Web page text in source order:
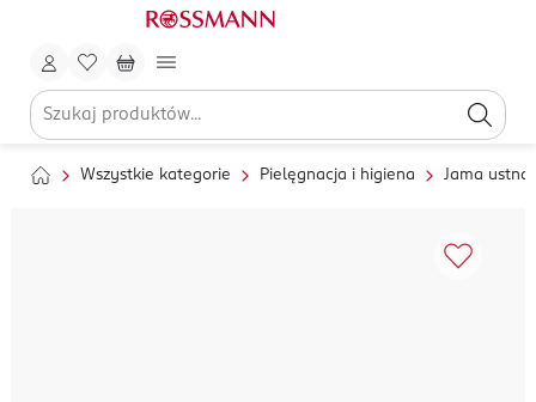
Wszystkie kategorie Pielęgnacja i higiena Jama ustna